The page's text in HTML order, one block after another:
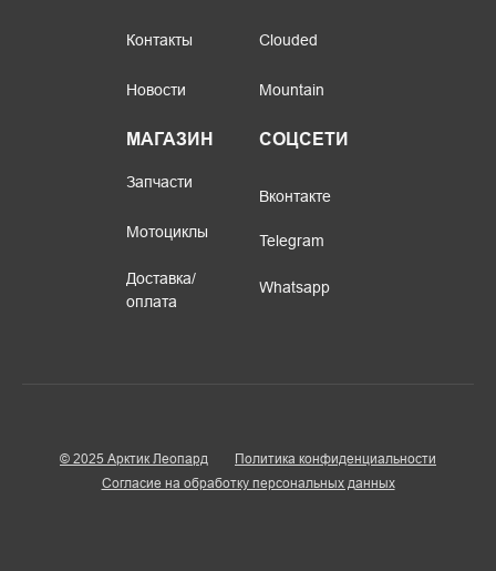
Whatsapp
Telegram
Вконтакте
СОЦСЕТИ
Доставка/
оплата
Мотоциклы
Запчасти
МАГАЗИН
Mountain
Clouded
Новости
Контакты
© 2025 Арктик Леопард
Политика конфиденциальности
Согласие на обработку персональных данных